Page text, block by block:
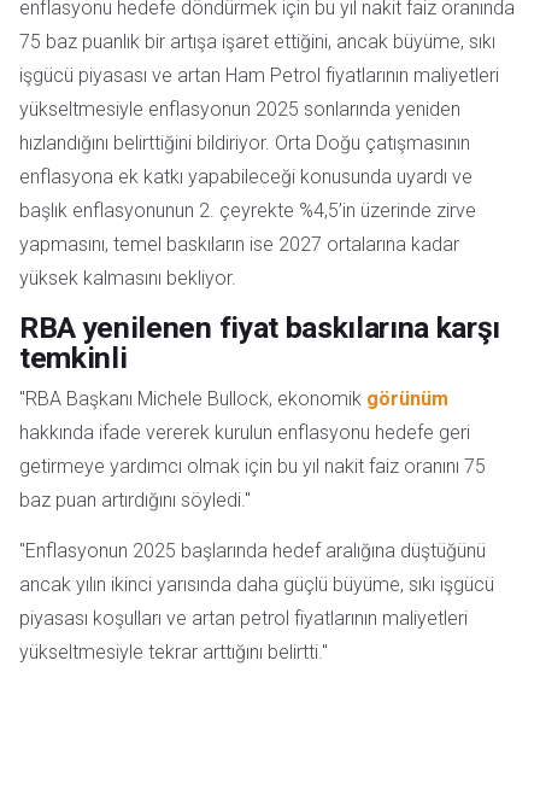
enflasyonu hedefe döndürmek için bu yıl nakit faiz oranında
75 baz puanlık bir artışa işaret ettiğini, ancak büyüme, sıkı
işgücü piyasası ve artan Ham Petrol fiyatlarının maliyetleri
yükseltmesiyle enflasyonun 2025 sonlarında yeniden
hızlandığını belirttiğini bildiriyor. Orta Doğu çatışmasının
enflasyona ek katkı yapabileceği konusunda uyardı ve
başlık enflasyonunun 2. çeyrekte %4,5’in üzerinde zirve
yapmasını, temel baskıların ise 2027 ortalarına kadar
yüksek kalmasını bekliyor.
RBA yenilenen fiyat baskılarına karşı
temkinli
"RBA Başkanı Michele Bullock, ekonomik görünüm
hakkında ifade vererek kurulun enflasyonu hedefe geri
getirmeye yardımcı olmak için bu yıl nakit faiz oranını 75
baz puan artırdığını söyledi."
"Enflasyonun 2025 başlarında hedef aralığına düştüğünü
ancak yılın ikinci yarısında daha güçlü büyüme, sıkı işgücü
piyasası koşulları ve artan petrol fiyatlarının maliyetleri
yükseltmesiyle tekrar arttığını belirtti."